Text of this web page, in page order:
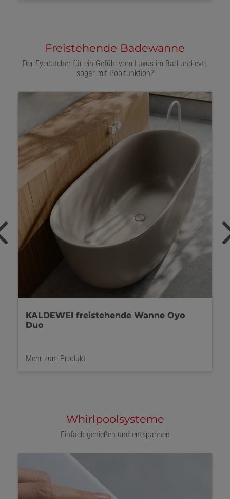
Freistehende Badewanne
Der Eyecatcher für ein Gefühl vom Luxus im Bad und evtl.
sogar mit Poolfunktion?
KALDEWEI MEISTERSTÜCK CLASSIC
DUO OVAL anthrazit
Mehr zum Produkt
Whirlpoolsysteme
Einfach genießen und entspannen